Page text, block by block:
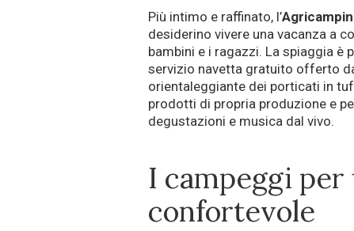
Più intimo e raffinato, l’
desiderino vivere una vacanza a
bambini e i ragazzi. La spiaggia
servizio navetta gratuito offerto
orientaleggiante dei porticati in
prodotti di propria produzione e
degustazioni e musica dal vivo.
I campeggi per
confortevole